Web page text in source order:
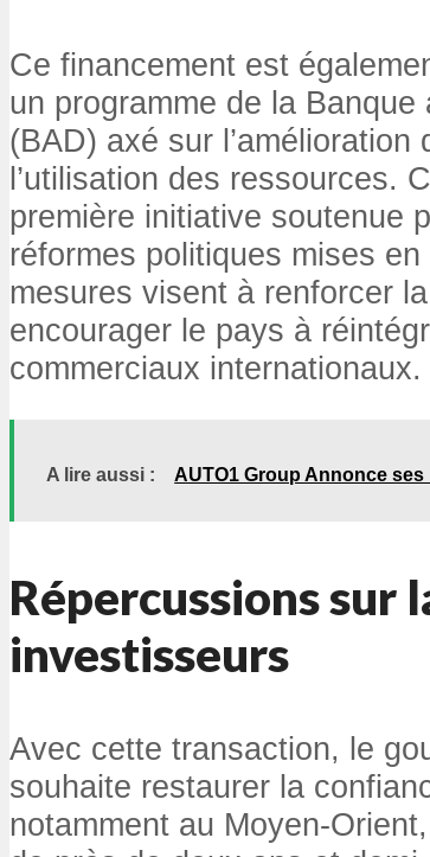
Ce financement est
un programme de la
(BAD) axé sur
l’utilisation des ressources.
première initiative soutenue
réformes politiques mises
mesures visent à renforcer
encourager le pays à
commerciaux internationaux.
A lire aussi : AUTO1 Group Annonce
Répercussions sur
investisseurs
Avec cette transaction, le
souhaite restaurer la
notamment au Moyen-